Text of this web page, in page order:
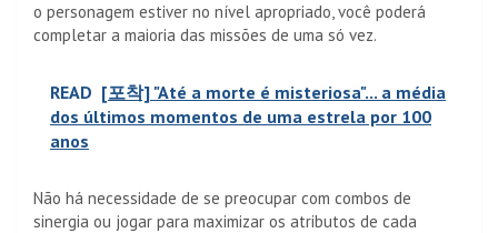
o personagem estiver no nível apropriado, você poderá
completar a maioria das missões de uma só vez.
READ [포착] "Até a morte é misteriosa"... a média
dos últimos momentos de uma estrela por 100
anos
Não há necessidade de se preocupar com combos de
sinergia ou jogar para maximizar os atributos de cada